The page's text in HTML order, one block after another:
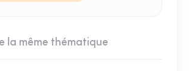
la même thématique